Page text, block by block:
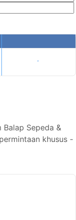
Tampilkan harga
Balap Sepeda &
khusus -